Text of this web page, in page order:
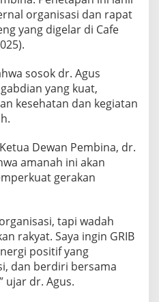
organisasi dan rapat
yang digelar di Cafe
sosok dr. Agus
yang kuat,
kesehatan dan kegiatan
Dewan Pembina, dr.
amanah ini akan
gerakan
tapi wadah
rakyat. Saya ingin GRIB
positif yang
dan berdiri bersama
ujar dr. Agus.